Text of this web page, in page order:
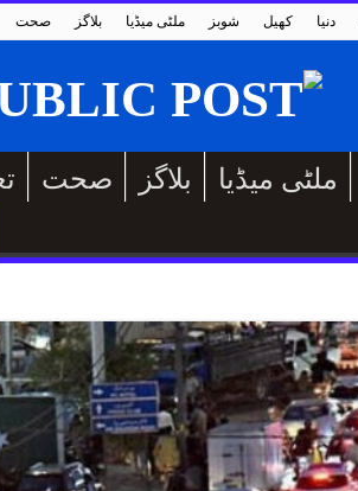
صحت بلاگز ملٹی میڈیا شوبز کھیل دنیا
صحت بلاگز ملٹی میڈیا